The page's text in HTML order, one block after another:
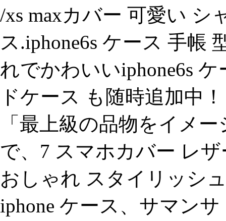
/xs maxカバー 可愛い シ
ス.iphone6s ケース 手帳
れでかわいいiphone6s
ドケース も随時追加中
「最上級の品物をイメ
で、7 スマホカバー レ
おしゃれ スタイリッシ
iphone ケース、サマン